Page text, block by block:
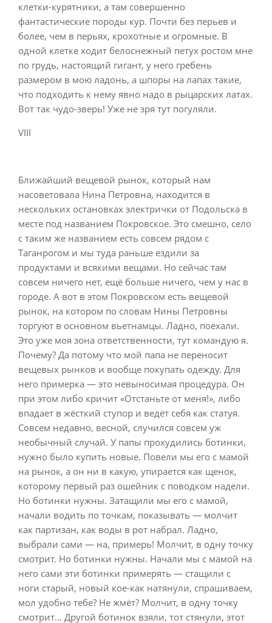
клетки-курятники, а там совершенно
фантастические породы кур. Почти без перьев и
более, чем в перьях, крохотные и огромные. В
одной клетке ходит белоснежный петух ростом мне
по грудь, настоящий гигант, у него гребень
размером в мою ладонь, а шпоры на лапах такие,
что подходить к нему явно надо в рыцарских латах.
Вот так чудо-зверь! Уже не зря тут погуляли.
VIII
Ближайший вещевой рынок, который нам
насоветовала Нина Петровна, находится в
нескольких остановках электрички от Подольска в
месте под названием Покровское. Это смешно, село
с таким же названием есть совсем рядом с
Таганрогом и мы туда раньше ездили за
продуктами и всякими вещами. Но сейчас там
совсем ничего нет, ещё больше ничего, чем у нас в
городе. А вот в этом Покровском есть вещевой
рынок, на котором по словам Нины Петровны
торгуют в основном вьетнамцы. Ладно, поехали.
Это уже моя зона ответственности, тут командую я.
Почему? Да потому что мой папа не переносит
вещевых рынков и вообще покупать одежду. Для
него примерка — это невыносимая процедура. Он
при этом либо кричит «Отстаньте от меня!», либо
впадает в жёсткий ступор и ведёт себя как статуя.
Совсем недавно, весной, случился совсем уж
необычный случай. У папы прохудились ботинки,
нужно было купить новые. Повели мы его с мамой
на рынок, а он ни в какую, упирается как щенок,
которому первый раз ошейник с поводком надели.
Но ботинки нужны. Затащили мы его с мамой,
начали водить по точкам, показывать — молчит
как партизан, как воды в рот набрал. Ладно,
выбрали сами — на, примерь! Молчит, в одну точку
смотрит. Но ботинки нужны. Начали мы с мамой на
него сами эти ботинки примерять — стащили с
ноги старый, новый кое-как натянули, спрашиваем,
мол удобно тебе? Не жмёт? Молчит, в одну точку
смотрит… Другой ботинок взяли, тот стянули, этот